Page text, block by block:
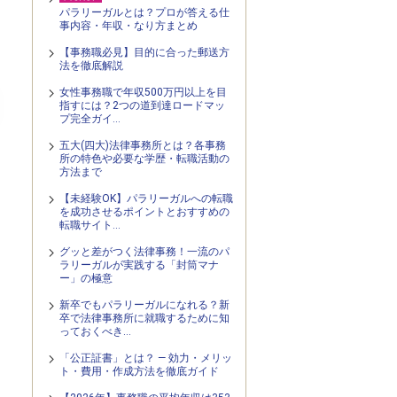
パラリーガルとは？プロが答える仕
事内容・年収・なり方まとめ
【事務職必見】目的に合った郵送方
法を徹底解説
女性事務職で年収500万円以上を目
指すには？2つの道到達ロードマッ
プ完全ガイ…
五大(四大)法律事務所とは？各事務
所の特色や必要な学歴・転職活動の
方法まで
【未経験OK】パラリーガルへの転職
を成功させるポイントとおすすめの
転職サイト…
グッと差がつく法律事務！一流のパ
ラリーガルが実践する「封筒マナ
ー」の極意
新卒でもパラリーガルになれる？新
卒で法律事務所に就職するために知
っておくべき…
「公正証書」とは？ — 効力・メリッ
ト・費用・作成方法を徹底ガイド